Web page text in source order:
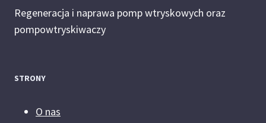
Regeneracja i naprawa pomp wtryskowych oraz
pompowtryskiwaczy
STRONY
O nas